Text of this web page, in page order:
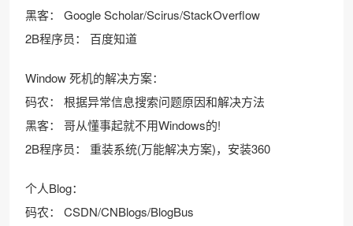
黑客： Google Scholar/Scirus/StackOverflow
2B程序员： 百度知道
Window 死机的解决方案：
码农： 根据异常信息搜索问题原因和解决方法
黑客： 哥从懂事起就不用Windows的!
2B程序员： 重装系统(万能解决方案)，安装360
个人Blog：
码农： CSDN/CNBlogs/BlogBus